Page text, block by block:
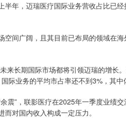
年，迈瑞医疗国际业务营收占比已
间广阔，且其目前已布局的领域在
来长期国际市场都将引领迈瑞的增长
际业务的平均市占率还不到3%，其中
震”，联影医疗在2025年一季度业绩
对国内收入构成一定压力。